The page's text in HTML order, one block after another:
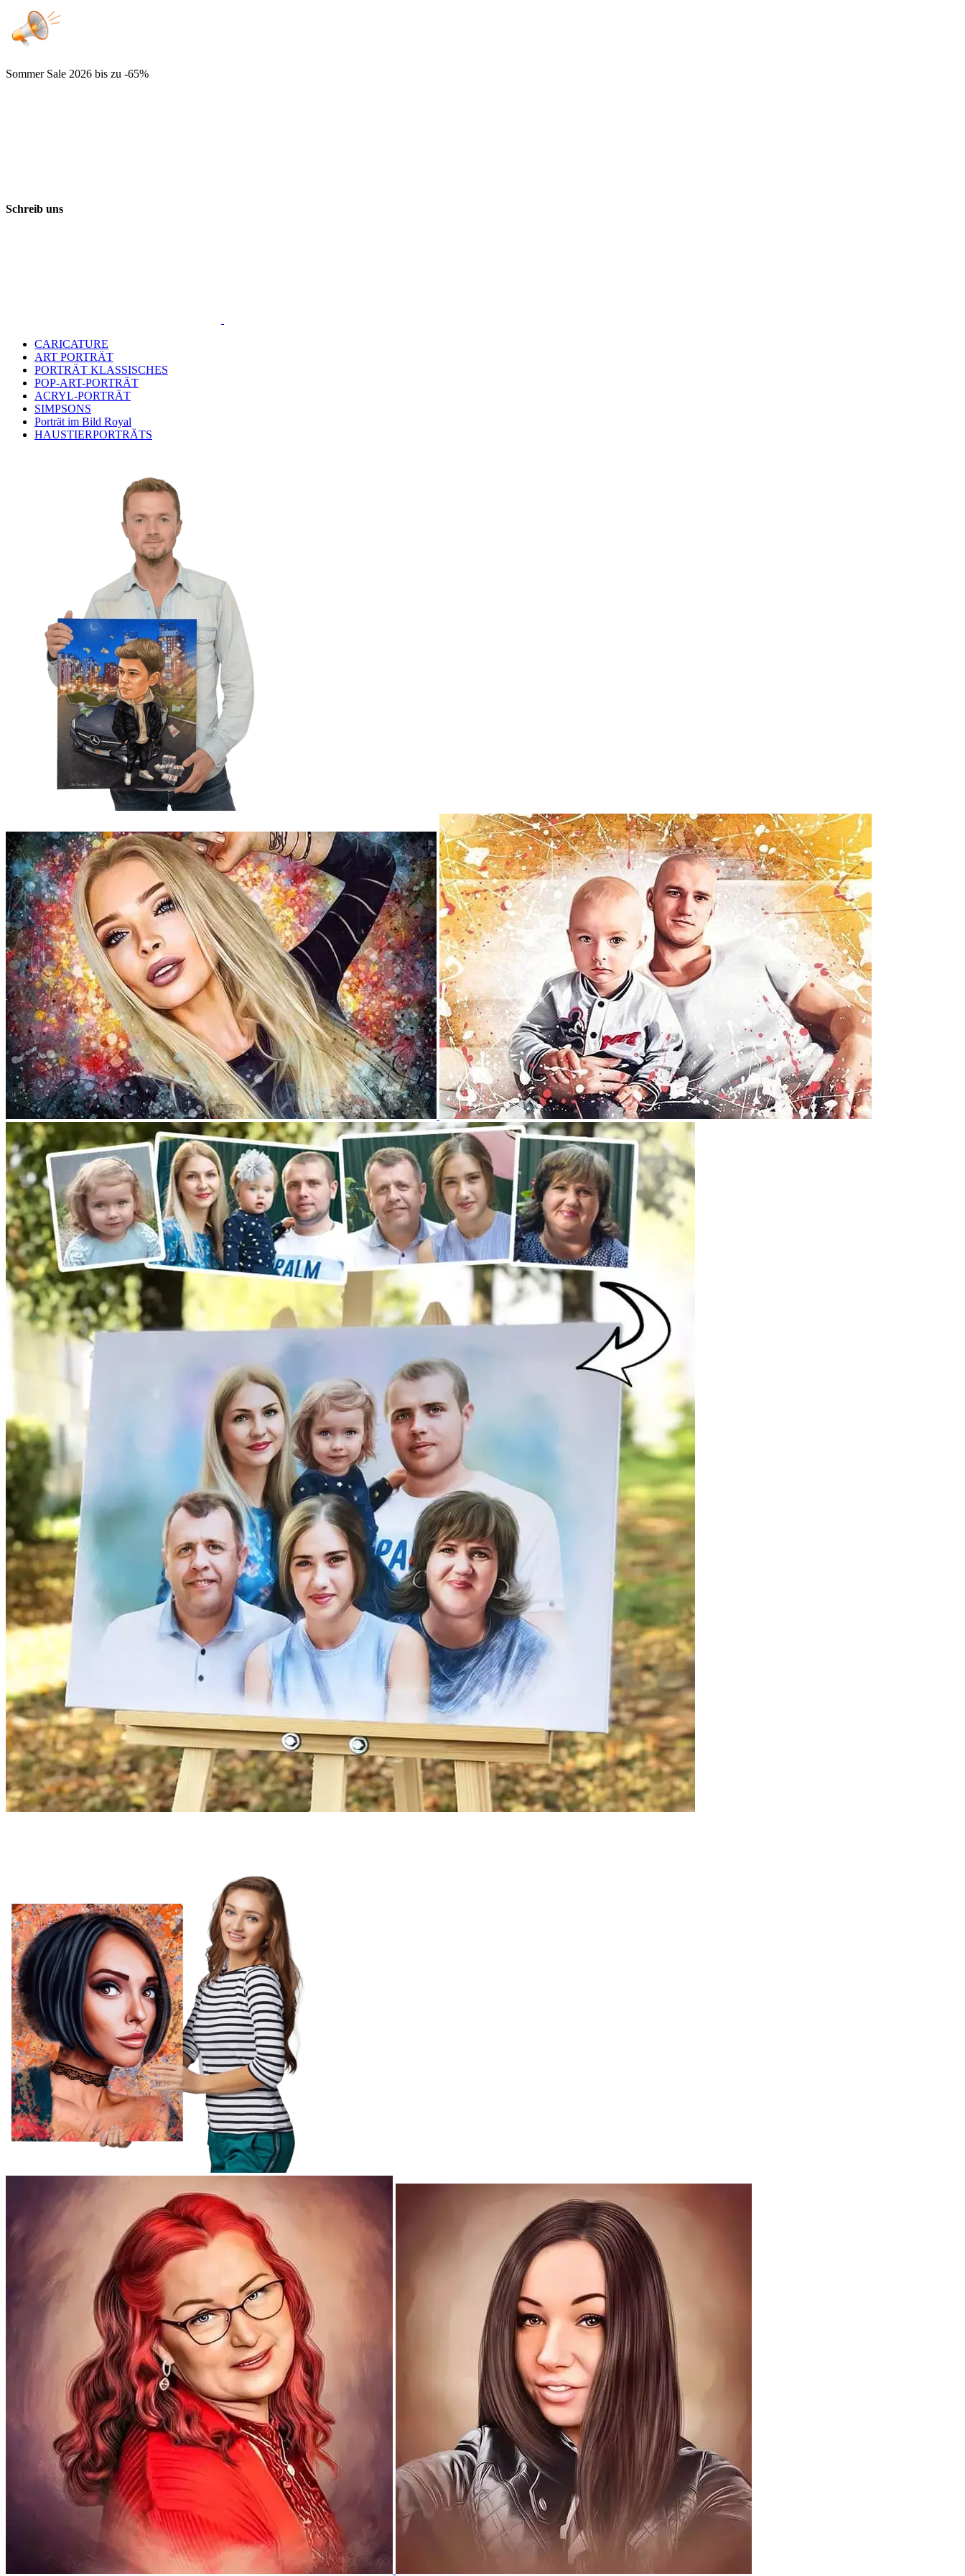
Sommer Sale 2026 bis zu -65%
Schreib uns
CARICATURE
ART PORTRÄT
PORTRÄT KLASSISCHES
POP-ART-PORTRÄT
ACRYL-PORTRÄT
SIMPSONS
Porträt im Bild Royal
HAUSTIERPORTRÄTS